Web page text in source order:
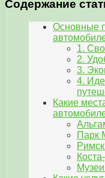
Содержание
Основные
1.
2.
3.
4.
Какие
Парк